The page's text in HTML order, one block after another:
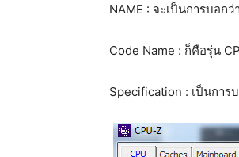
NAME : จะเป็นการบอก
Code Name : ก็คือรุ่น
Specification : เป็นการ